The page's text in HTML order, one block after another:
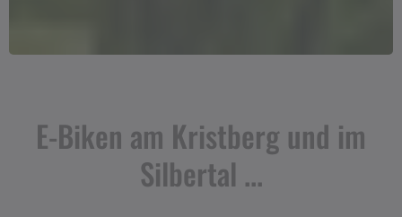
E-Biken am Kristberg und im
Silbertal ...